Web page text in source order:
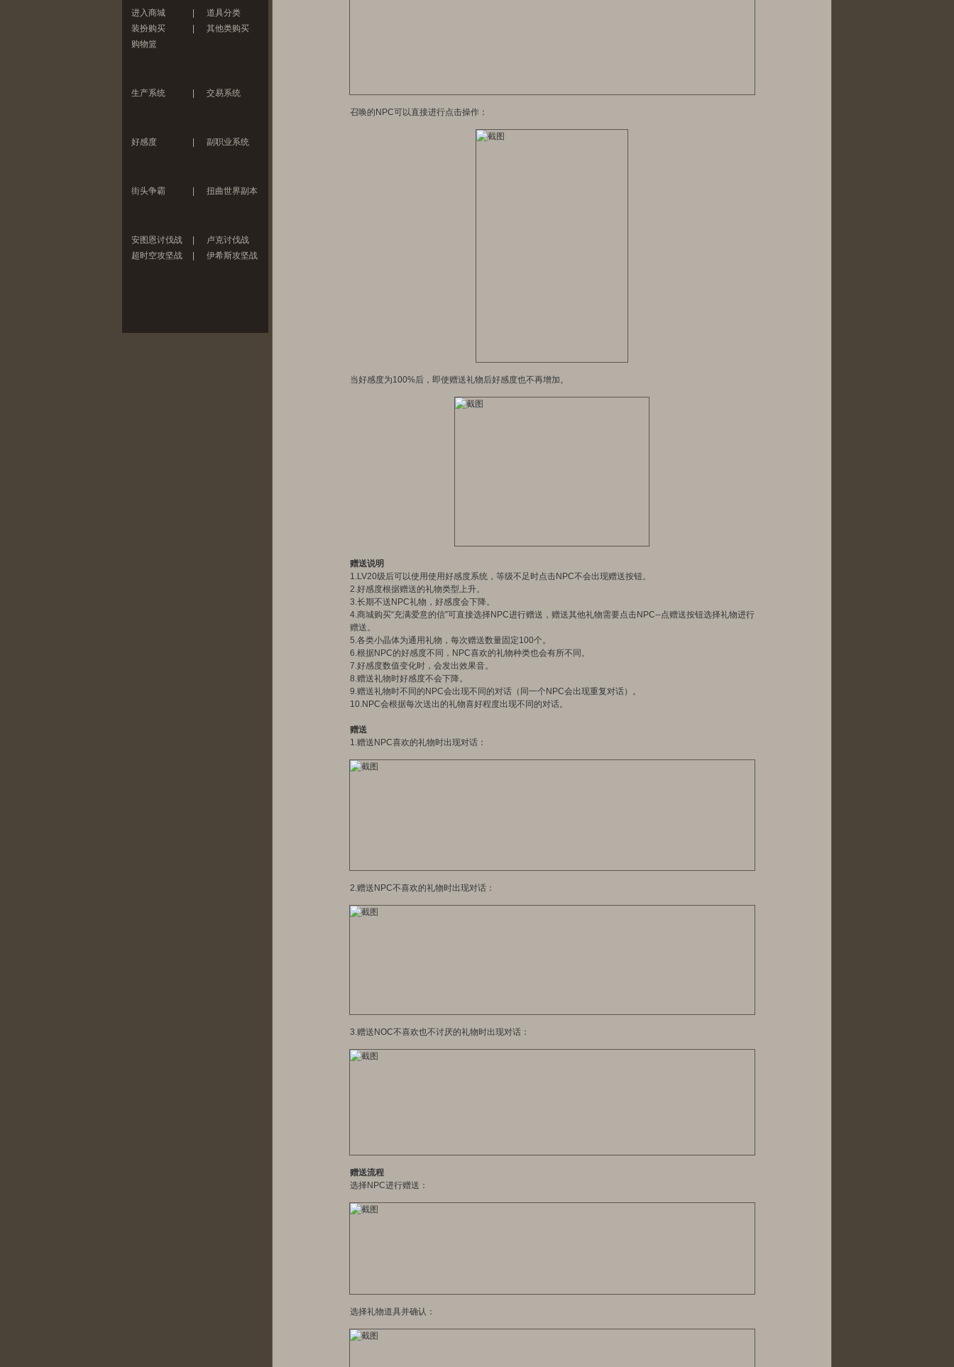
进入商城
道具分类
装扮购买
其他类购买
购物篮
生产系统 交易系统
好感度 副职业系统
街头争霸 扭曲世界副本
安图恩讨伐战
卢克讨伐战
超时空攻坚战
伊希斯攻坚战
召唤的NPC可以直接进行点击操作：
当好感度为100%后，即使赠送礼物后好感度也不再增加。
赠送说明
1.LV20级后可以使用使用好感度系统，等级不足时点击NPC不会出现赠送按钮。
2.好感度根据赠送的礼物类型上升。
3.长期不送NPC礼物，好感度会下降。
4.商城购买“充满爱意的信”可直接选择NPC进行赠送，赠送其他礼物需要点击NPC--点赠送按钮选择礼物进行
赠送。
5.各类小晶体为通用礼物，每次赠送数量固定100个。
6.根据NPC的好感度不同，NPC喜欢的礼物种类也会有所不同。
7.好感度数值变化时，会发出效果音。
8.赠送礼物时好感度不会下降。
9.赠送礼物时不同的NPC会出现不同的对话（同一个NPC会出现重复对话）。
10.NPC会根据每次送出的礼物喜好程度出现不同的对话。
赠送
1.赠送NPC喜欢的礼物时出现对话：
2.赠送NPC不喜欢的礼物时出现对话：
3.赠送NOC不喜欢也不讨厌的礼物时出现对话：
赠送流程
选择NPC进行赠送：
选择礼物道具并确认：